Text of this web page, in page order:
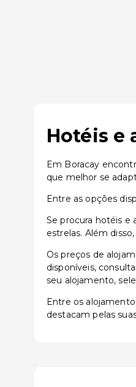
Hotéis e
Em Boracay
que melhor se
Entre as opções
Se procura hotéis e
estrelas. Além
Os preços de
disponíveis,
seu alojamento,
Entre os
destacam pelas